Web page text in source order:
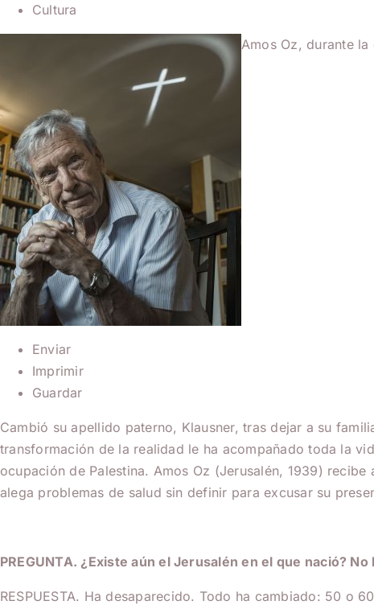
Cultura
Amos Oz, durante la
Enviar
Imprimir
Guardar
Cambió su apellido paterno, Klausner, tras dejar a su
transformación de la realidad le ha acompañado toda la
ocupación de Palestina. Amos Oz (Jerusalén, 1939) recibe
alega problemas de salud sin definir para excusar su
PREGUNTA. ¿Existe aún el Jerusalén en el que nació?
RESPUESTA. Ha desaparecido. Todo ha cambiado: 50 o